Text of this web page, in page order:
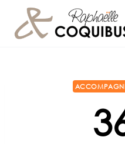
contenu